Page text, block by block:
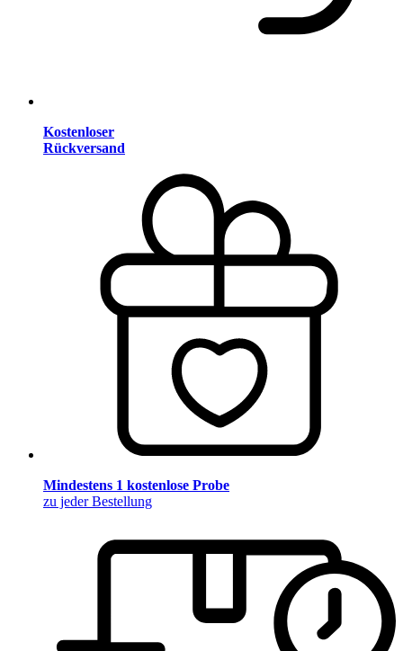
Kostenloser
Rückversand
Mindestens 1 kostenlose Probe
zu jeder Bestellung